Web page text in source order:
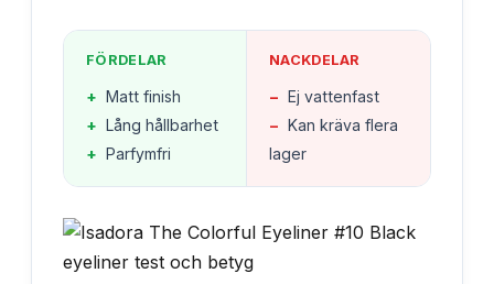
FÖRDELAR
+ Matt finish
+ Lång hållbarhet
+ Parfymfri
NACKDELAR
− Ej vattenfast
− Kan kräva flera
lager